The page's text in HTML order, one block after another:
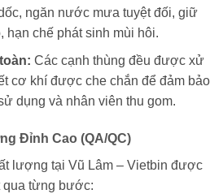
ngăn nước mưa tuyệt đối, giữ
hạn chế phát sinh mùi hôi.
Các cạnh thùng đều được xử
cơ khí được che chắn để đảm bảo
dụng và nhân viên thu gom.
Đỉnh Cao (QA/QC)
lượng tại Vũ Lâm – Vietbin được
qua từng bước: